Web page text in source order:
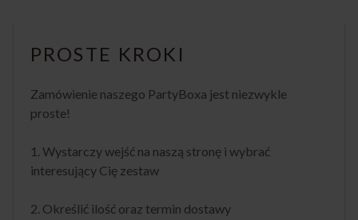
PROSTE KROKI
Zamówienie naszego PartyBoxa jest niezwykle
proste!
1. Wystarczy wejść na naszą stronę i wybrać
interesujący Cię zestaw
2. Określić ilość oraz termin dostawy